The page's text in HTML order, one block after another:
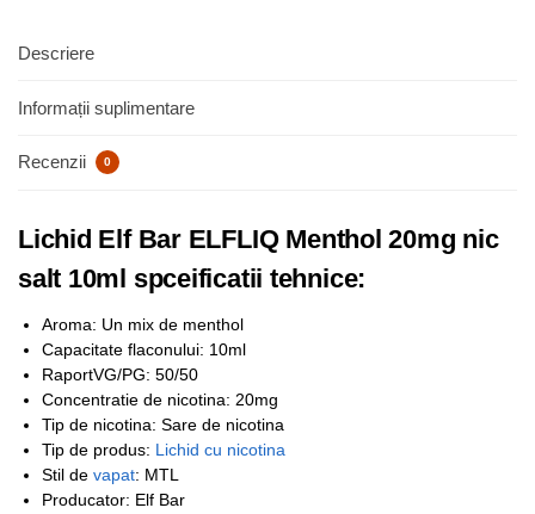
Descriere
Informații suplimentare
Recenzii 0
Lichid Elf Bar ELFLIQ Menthol 20mg nic
salt 10ml spceificatii tehnice:
Aroma: Un mix de menthol
Capacitate flaconului: 10ml
RaportVG/PG: 50/50
Concentratie de nicotina: 20mg
Tip de nicotina: Sare de nicotina
Tip de produs: Lichid cu nicotina
Stil de vapat: MTL
Producator: Elf Bar